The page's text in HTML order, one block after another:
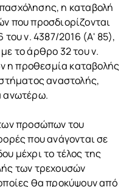
η καταβολή
που προσδιορίζονται
ν. 4387/2016 (Α' 85),
το άρθρο 32 του ν.
η προθεσμία καταβολής
αναστολής,
ανωτέρω.
προσώπων του
που ανάγονται σε
μέχρι το τέλος της
των τρεχουσών
θα προκύψουν από